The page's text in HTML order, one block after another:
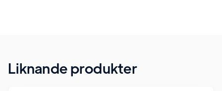
Liknande produkter